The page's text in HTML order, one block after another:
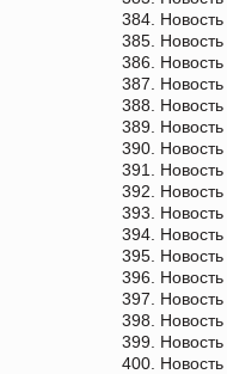
384. Новость
385. Новость
386. Новость
387. Новость
388. Новость
389. Новость
390. Новость
391. Новость
392. Новость
393. Новость
394. Новость
395. Новость
396. Новость
397. Новость
398. Новость
399. Новость
400. Новость